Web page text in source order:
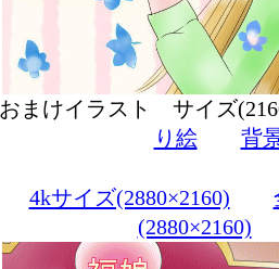
おまけイラスト サイズ
り絵
背
4kサイズ(2880×2160)
(2880×2160)